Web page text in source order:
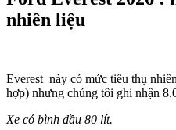
nhiên liệu
Everest này có mức tiêu thụ
hợp) nhưng chúng tôi ghi nhận
Xe có bình dầu 80 lít.